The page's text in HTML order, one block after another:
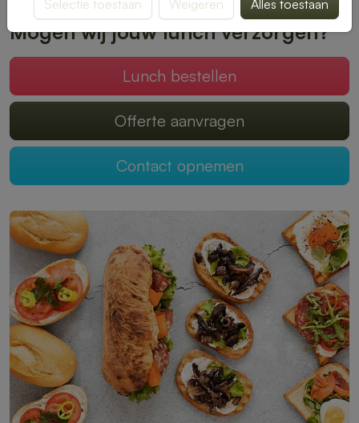
Mogen wij jouw lunch verzorgen?
Lunch bestellen
Offerte aanvragen
Contact opnemen
Selectie toestaan Weigeren Alles toestaan